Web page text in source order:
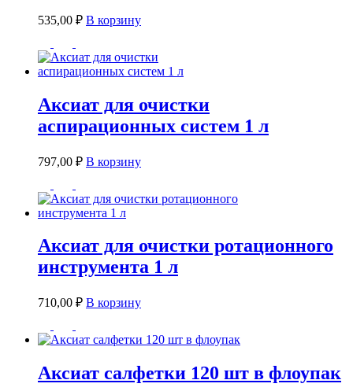
535,00 ₽ В корзину
Аксиат для очистки
аспирационных систем 1 л
797,00 ₽ В корзину
Аксиат для очистки ротационного
инструмента 1 л
710,00 ₽ В корзину
Аксиат салфетки 120 шт в флоупак